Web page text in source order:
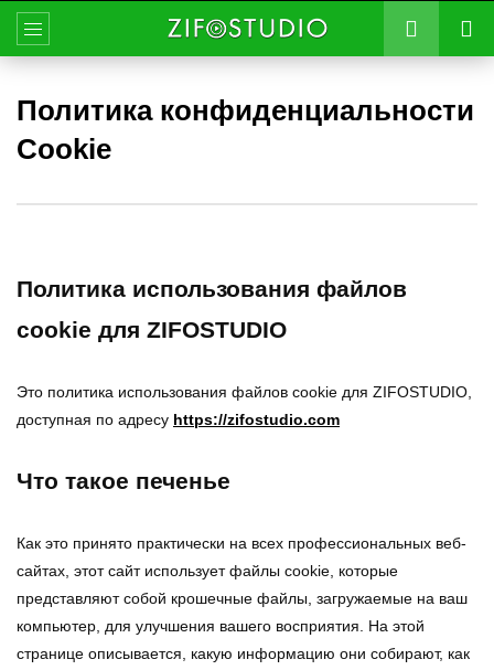
Политика конфиденциальности
Cookie
Политика использования файлов
cookie для ZIFOSTUDIO
Это политика использования файлов cookie для ZIFOSTUDIO,
доступная по адресу https://zifostudio.com
Что такое печенье
Как это принято практически на всех профессиональных веб-
сайтах, этот сайт использует файлы cookie, которые
представляют собой крошечные файлы, загружаемые на ваш
компьютер, для улучшения вашего восприятия. На этой
странице описывается, какую информацию они собирают, как